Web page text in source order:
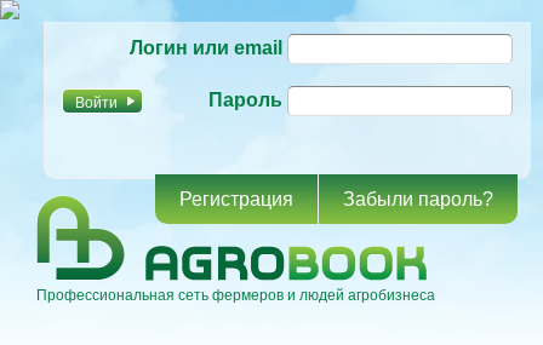
основному
Логин или email
Пароль
Регистрация Забыли пароль?
Профессиональная сеть фермеров и людей агробизнеса